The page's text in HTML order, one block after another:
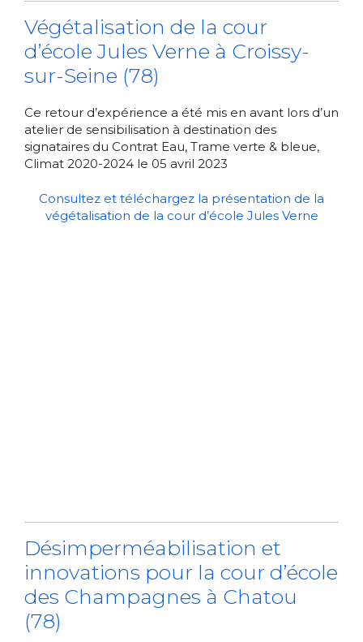
Végétalisation de la cour
d’école Jules Verne à Croissy-
sur-Seine (78)
Ce retour d’expérience a été mis en avant lors d’un
atelier de sensibilisation à destination des
signataires du Contrat Eau, Trame verte & bleue,
Climat 2020-2024 le 05 avril 2023
Consultez et téléchargez la présentation de la
végétalisation de la cour d’école Jules Verne
Désimperméabilisation et
innovations pour la cour d’école
des Champagnes à Chatou
(78)